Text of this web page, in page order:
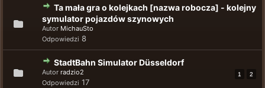
Ta mała gra o kolejkach [nazwa robocza] - kolejny
symulator pojazdów szynowych
Autor MichauSto
Odpowiedzi 8
StadtBahn Simulator Düsseldorf
Autor radzio2 1 2
Odpowiedzi 17